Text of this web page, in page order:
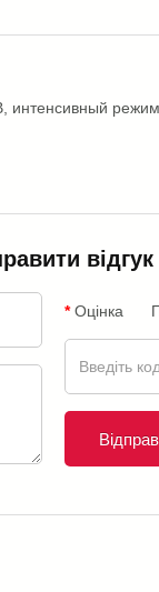
интенсивный
відгук
Оцінка